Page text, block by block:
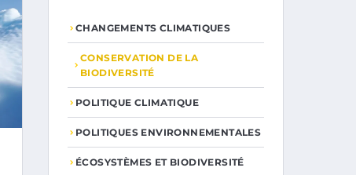
CHANGEMENTS CLIMATIQUES
CONSERVATION DE LA
BIODIVERSITÉ
POLITIQUE CLIMATIQUE
POLITIQUES ENVIRONNEMENTALES
ÉCOSYSTÈMES ET BIODIVERSITÉ